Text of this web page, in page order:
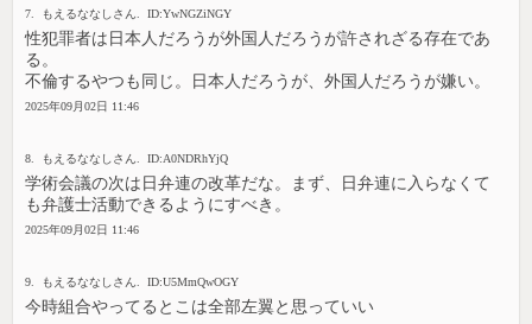
7. もえるななしさん. ID:YwNGZiNGY
性犯罪者は日本人だろうが外国人だろうが許されざる存在であ
る。
不倫するやつも同じ。日本人だろうが、外国人だろうが嫌い。
2025年09月02日 11:46
8. もえるななしさん. ID:A0NDRhYjQ
学術会議の次は日弁連の改革だな。まず、日弁連に入らなくて
も弁護士活動できるようにすべき。
2025年09月02日 11:46
9. もえるななしさん. ID:U5MmQwOGY
今時組合やってるとこは全部左翼と思っていい